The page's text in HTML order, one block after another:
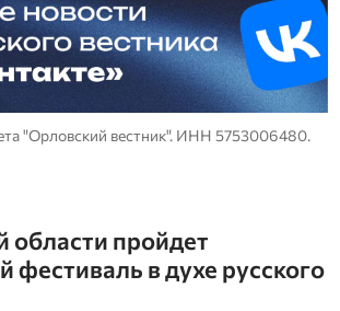
"Орловский вестник". ИНН 5753006480.
области пройдет
фестиваль в духе русского